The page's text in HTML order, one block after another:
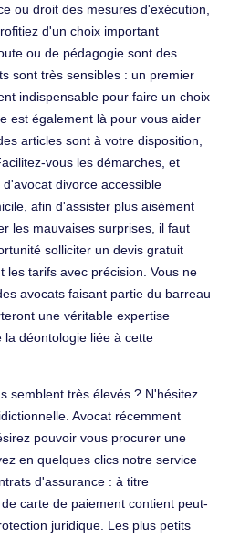
ou droit des mesures d'exécution,
d'un choix important
ou de pédagogie sont des
sont très sensibles : un premier
indispensable pour faire un choix
est également là pour vous aider
articles sont à votre disposition,
vous les démarches, et
divorce accessible
afin d'assister plus aisément
les mauvaises surprises, il faut
solliciter un devis gratuit
les tarifs avec précision. Vous ne
avocats faisant partie du barreau
une véritable expertise
la déontologie liée à cette
semblent très élevés ? N'hésitez
Avocat récemment
pouvoir vous procurer une
en quelques clics notre service
d'assurance : à titre
carte de paiement contient peut-
juridique. Les plus petits